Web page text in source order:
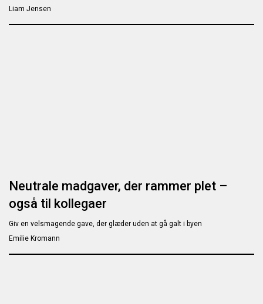
Liam Jensen
Neutrale madgaver, der rammer plet –
også til kollegaer
Giv en velsmagende gave, der glæder uden at gå galt i byen
Emilie Kromann